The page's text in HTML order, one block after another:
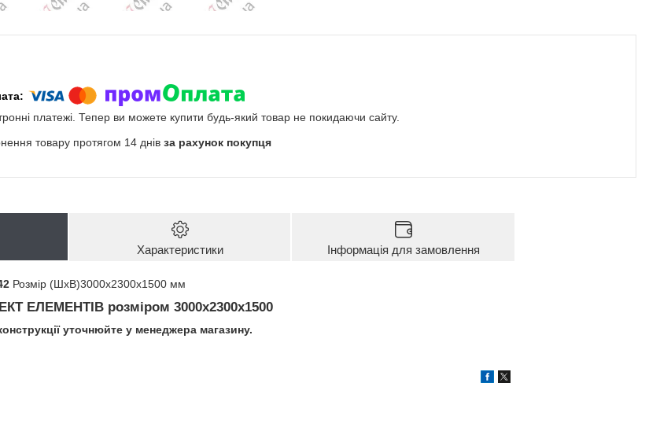
платежі. Тепер ви можете купити будь-який товар не покидаючи сайту.
товару протягом 14 днів за рахунок покупця
Характеристики Інформація для замовлення
Розмір (ШхВ)3000х2300х1500 мм
ЕЛЕМЕНТІВ розміром 3000х2300х1500
уточнюйте у менеджера магазину.